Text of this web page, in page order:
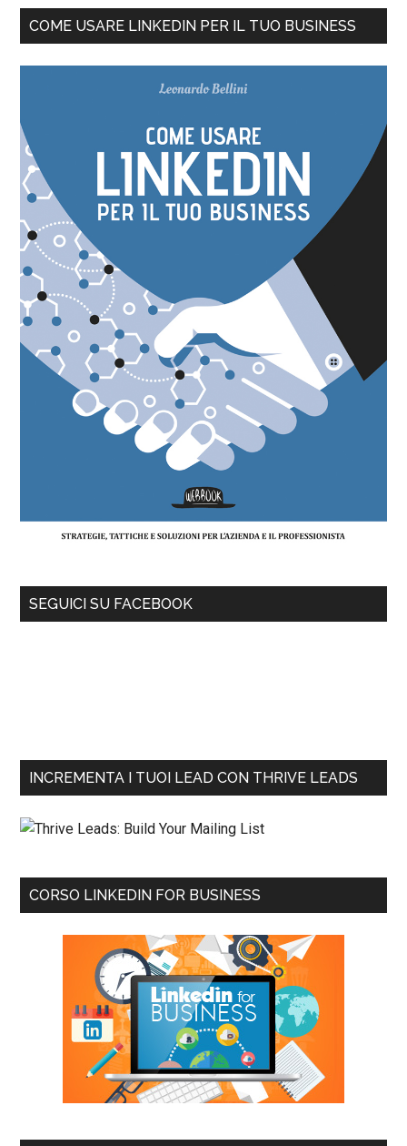
COME USARE LINKEDIN PER IL TUO BUSINESS
SEGUICI SU FACEBOOK
INCREMENTA I TUOI LEAD CON THRIVE LEADS
CORSO LINKEDIN FOR BUSINESS